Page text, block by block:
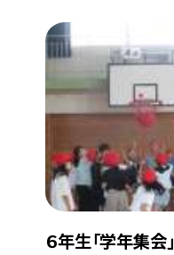
６年生「学年集会」